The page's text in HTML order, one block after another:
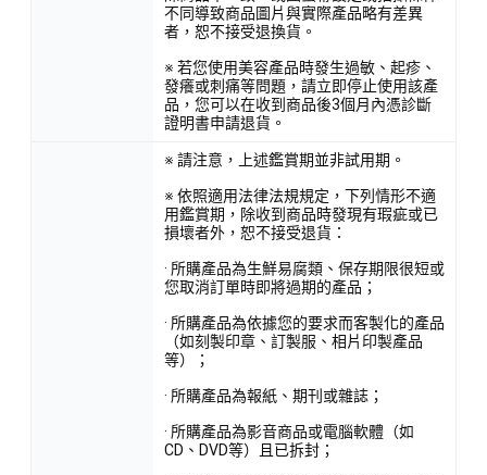
不同導致商品圖片與實際產品略有差異
者，恕不接受退換貨。
※ 若您使用美容產品時發生過敏、起疹、
發癢或刺痛等問題，請立即停止使用該產
品，您可以在收到商品後3個月內憑診斷
證明書申請退貨。
※ 請注意，上述鑑賞期並非試用期。
※ 依照適用法律法規規定，下列情形不適
用鑑賞期，除收到商品時發現有瑕疵或已
損壞者外，恕不接受退貨：
· 所購產品為生鮮易腐類、保存期限很短或
您取消訂單時即將過期的產品；
· 所購產品為依據您的要求而客製化的產品
（如刻製印章、訂製服、相片印製產品
等）；
· 所購產品為報紙、期刊或雜誌；
· 所購產品為影音商品或電腦軟體（如
CD、DVD等）且已拆封；